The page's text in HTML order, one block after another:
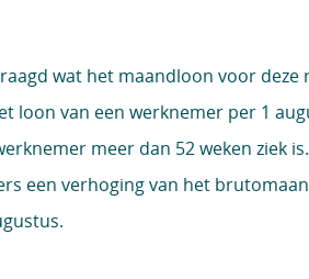
wat het maandloon voor deze
loon van een werknemer per 1
meer dan 52 weken ziek
een verhoging van het